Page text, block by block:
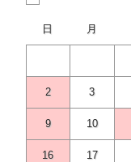
日 月
2 3
9 10
16 17